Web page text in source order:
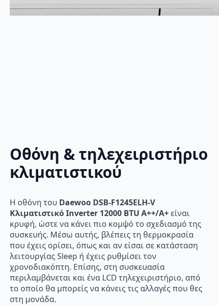
Οθόνη & τηλεχειριστήριο
κλιματιστικού
Η οθόνη του Daewoo DSB-F1245ELH-V
Κλιματιστικό Inverter 12000 BTU A++/A+είναι
κρυφή, ώστε να κάνει πιο κομψό το σχεδιασμό της
συσκευής. Μέσω αυτής, βλέπεις τη θερμοκρασία
που έχεις ορίσει, όπως και αν είσαι σε κατάσταση
λειτουργίας Sleep ή έχεις ρυθμίσει τον
χρονοδιακόπτη. Επίσης, στη συσκευασία
περιλαμβάνεται και ένα LCD τηλεχειριστήριο, από
το οποίο θα μπορείς να κάνεις τις αλλαγές που θες
στη μονάδα.